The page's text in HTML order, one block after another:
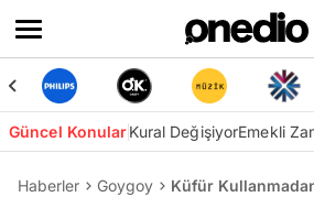
Güncel KonularKural DeğişiyorEmekli
Haberler Goygoy Küfür